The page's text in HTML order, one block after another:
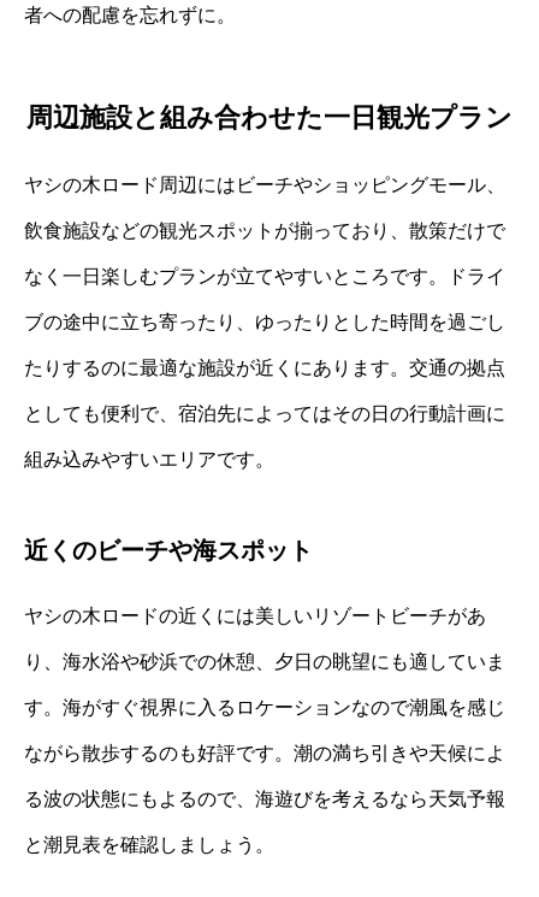
者への配慮を忘れずに。
周辺施設と組み合わせた一日観光プラン
ヤシの木ロード周辺にはビーチやショッピングモール、
飲食施設などの観光スポットが揃っており、散策だけで
なく一日楽しむプランが立てやすいところです。ドライ
ブの途中に立ち寄ったり、ゆったりとした時間を過ごし
たりするのに最適な施設が近くにあります。交通の拠点
としても便利で、宿泊先によってはその日の行動計画に
組み込みやすいエリアです。
近くのビーチや海スポット
ヤシの木ロードの近くには美しいリゾートビーチがあ
り、海水浴や砂浜での休憩、夕日の眺望にも適していま
す。海がすぐ視界に入るロケーションなので潮風を感じ
ながら散歩するのも好評です。潮の満ち引きや天候によ
る波の状態にもよるので、海遊びを考えるなら天気予報
と潮見表を確認しましょう。